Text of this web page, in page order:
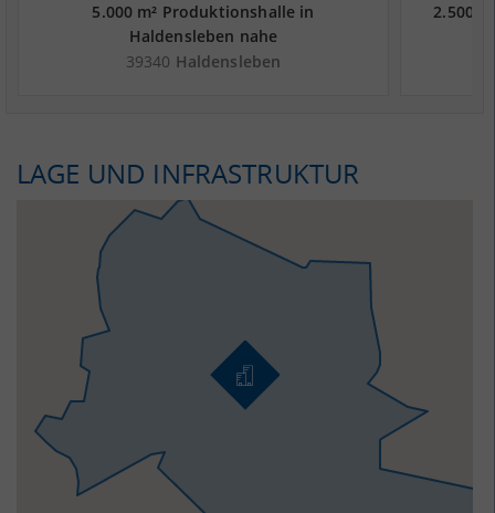
5.000 m² Produktionshalle in
Haldensleben nahe
Güterverkehrszentrum Magdeburger
39340 Haldensleben
2.500
LAGE UND INFRASTRUKTUR